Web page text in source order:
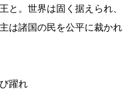
と。世界は固く据えられ、
は諸国の民を公平に裁かれ
躍れ